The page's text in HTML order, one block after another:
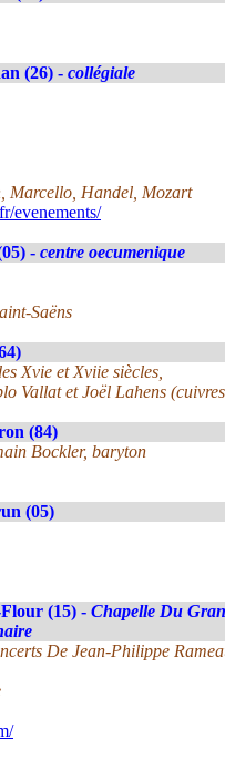
(26) - collégiale
Marcello, Handel, Mozart
evenements/
- centre oecumenique
Saëns
Xvie et Xviie siècles,
Vallat et Joël Lahens
(84)
Bockler, baryton
(05)
(15) - Chapelle Du
De Jean-Philippe